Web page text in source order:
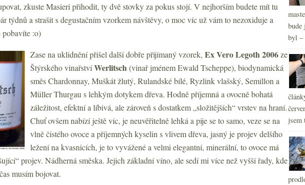
zkuste Masieri přihodit, ty dvě stovky za pokus stojí. V nejhorším budete mít tu
týdnů a strašit s degustačním vzorkem návštěvy, o moc víc už vám to nezoxiduje a
pobavíte :o)
Zase na uklidnění přišel další dobře přijímaný vzorek, Ex Vero Legoth 2006ze
Štýrského vinařstvíWerlitsch(vinař jménem Ewald Tscheppe), biodynamická
směs Chardonnay, Muškát žlutý, Rulandské bílé, Ryzlink vlašský, Semillon a
Müller Thurgau s lehkým dotykem dřeva. Hodně příjemná a ovocně bohatá
záležitost, efektní a líbivá, ale zároveň s dostatkem „složitějších“ vrstev na hraní.
Chuť ovšem nabízí ještě víc, je neuvěřitelně lehká a pije se to samo, veze se na
vlně čistého ovoce a příjemných kyselin s vlivem dřeva, jasný je projev delšího
ležení na kvasnicích, je to vyvážené a velmi elegantní, minerální, to ovoce má
projev. Nádherná směska. Jejich základní víno, ale sedí mi více než vyšší řady, kde
musím bojovat.
bude
byl –
jsem